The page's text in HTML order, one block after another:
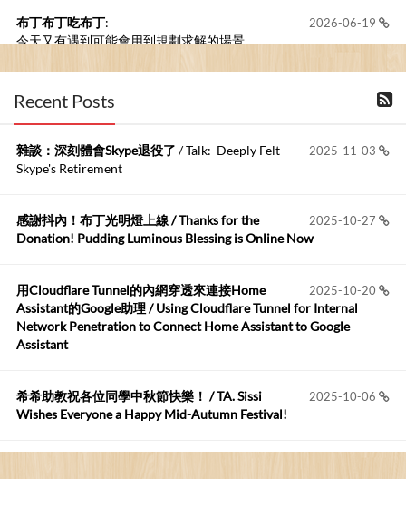
2026-06-19
布丁布丁吃布丁:
今天又有遇到可能會用到規劃求解的場景 ...
2026-06-18
布丁布丁吃布丁
kage好像也可以下載整個網站 感謝分享
Anonymous:
https://github.com/t...
布丁布丁吃布丁:
我目前並沒有常駐的Google Home...
2026-05-15
Robertmycs:
這篇WinXP公用電腦安裝與優化的步驟超...
您好,首先肯定感謝您造福許多莘莘學子。有...
Recent Posts
2025-11-03
雜談：深刻體會Skype退役了 / Talk: Deeply Felt
Skype's Retirement
2025-10-27
感謝抖內！布丁光明燈上線 / Thanks for the
Donation! Pudding Luminous Blessing is Online Now
2025-10-20
用Cloudflare Tunnel的內網穿透來連接Home
Assistant的Google助理 / Using Cloudflare Tunnel for Internal
Network Penetration to Connect Home Assistant to Google
Assistant
2025-10-06
希希助教祝各位同學中秋節快樂！ / TA. Sissi
Wishes Everyone a Happy Mid-Autumn Festival!
看電腦覺得疲憊嗎？比起螢幕，你更應該注意炫光
的問題 / Are You Tired of Looking at the Computer? Pay More